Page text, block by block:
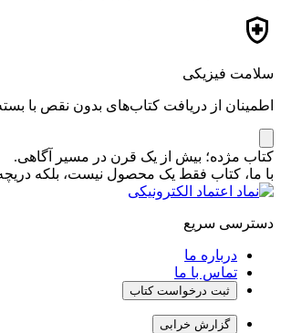
سلامت فیزیکی
اطمینان از دریافت کتاب‌های بدون نقص با
کتاب مژده؛ بیش از یک قرن در مسیر آگاهی.
با ما، کتاب فقط یک محصول نیست، بلکه
دسترسی سریع
درباره ما
تماس با ما
ثبت درخواست کتاب
گزارش خرابی